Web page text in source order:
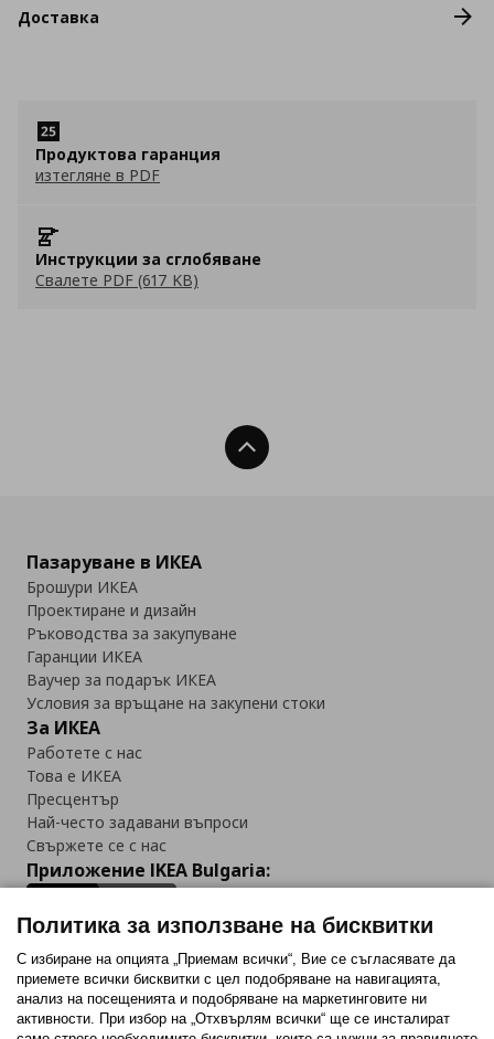
Доставка
Продуктова гаранция
изтегляне в PDF
Инструкции за сглобяване
Свалете PDF (617 KB)
Нагоре
Пазаруване в ИКЕА
Брошури ИКЕА
Проектиране и дизайн
Ръководства за закупуване
Гаранции ИКЕА
Ваучер за подарък ИКЕА
Условия за връщане на закупени стоки
За ИКЕА
Работете с нас
Това е ИКЕА
Пресцентър
Най-често задавани въпроси
Свържете се с нас
Приложение IKEA Bulgaria:
Последвайте ни:
FacebookTwitterYoutubePinterestInstagram
Политика за използване на бисквитки
С избиране на опцията „Приемам всички“, Вие се съгласявате да
приемете всички бисквитки с цел подобряване на навигацията,
анализ на посещенията и подобряване на маркетинговите ни
активности. При избор на „Отхвърлям всички“ ще се инсталират